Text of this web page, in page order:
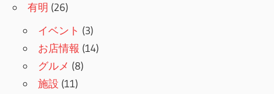
有明 (26)
イベント (3)
お店情報 (14)
グルメ (8)
施設 (11)